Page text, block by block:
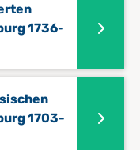
1736-
1703-